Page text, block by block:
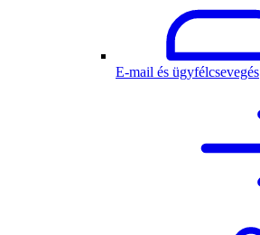
E-mail és ügyfélcsevegés